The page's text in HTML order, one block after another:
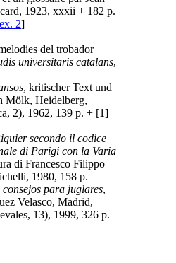
1923, xxxii + 182 p.
ex. 2]
del trobador
universitaris catalans,
, kritischer Text und
Mölk, Heidelberg,
2), 1962, 139 p. + [1]
secondo il codice
di Parigi con la Varia
di Francesco Filippo
1980, 158 p.
para juglares,
Velasco, Madrid,
13), 1999, 326 p.